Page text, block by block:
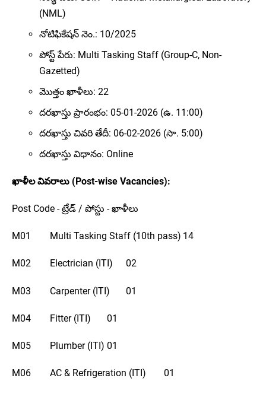
(NML)
నోటిఫికేషన్ నెం.: 10/2025
పోస్ట్ పేరు: Multi Tasking Staff (Group-C, Non-
Gazetted)
మొత్తం ఖాళీలు: 22
దరఖాస్తు ప్రారంభం: 05-01-2026 (ఉ. 11:00)
దరఖాస్తు చివరి తేదీ: 06-02-2026 (సా. 5:00)
దరఖాస్తు విధానం: Online
ఖాళీల వివరాలు (Post-wise Vacancies):
Post Code - ట్రేడ్ / పోస్టు - ఖాళీలు
M01 Multi Tasking Staff (10th pass) 14
M02 Electrician (ITI) 02
M03 Carpenter (ITI) 01
M04 Fitter (ITI) 01
M05 Plumber (ITI) 01
M06 AC & Refrigeration (ITI) 01